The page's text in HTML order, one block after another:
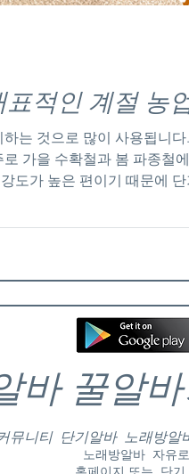
농사알바 대표적인 계절 농
는 것으로 많이 사용됩니
가을 수확철과 봄 파종철
도가 높은 편이기 때문에
의 가장 큰 특징은 체력
바 꿀알
뮤니티 단기알바 노래방알
노래방알바 자유